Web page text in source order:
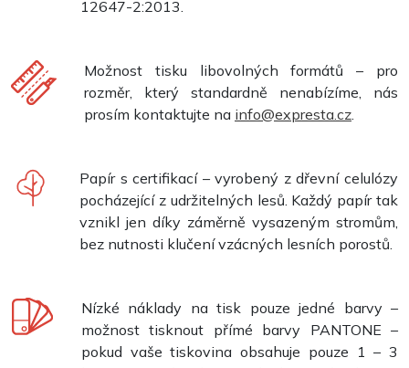
12647-2:2013.
Možnost tisku libovolných formátů – pro
rozměr, který standardně nenabízíme, nás
prosím kontaktujte na info@expresta.cz
Papír s certifikací – vyrobený z dřevní celulózy
pocházející z udržitelných lesů. Každý papír tak
vznikl jen díky záměrně vysazeným stromům,
bez nutnosti klučení vzácných lesních porostů.
Nízké náklady na tisk pouze jedné barvy –
možnost tisknout přímé barvy PANTONE –
pokud vaše tiskovina obsahuje pouze 1 – 3